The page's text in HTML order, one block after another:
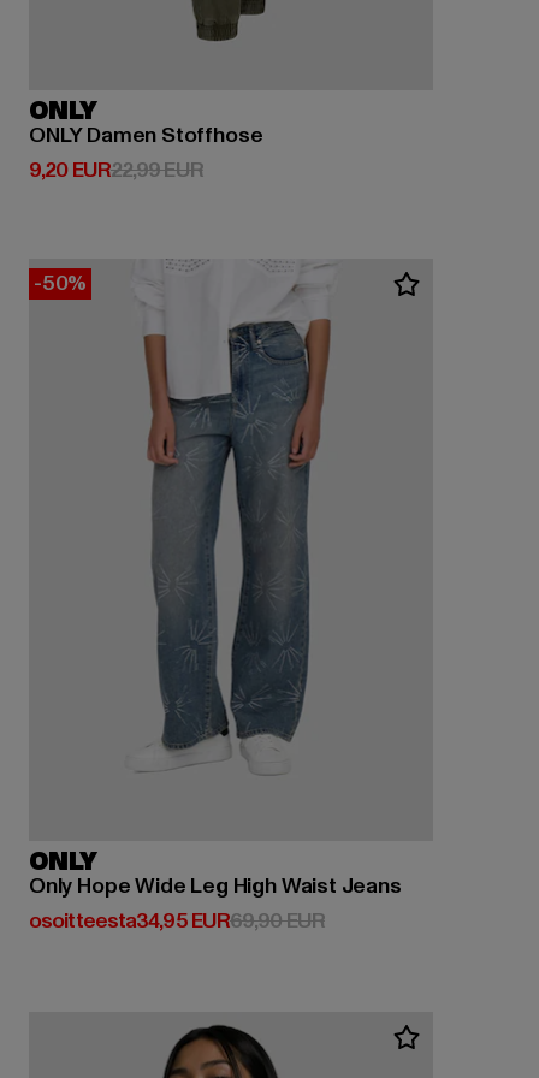
ONLY
ONLY Damen Stoffhose
9,20 EUR
Ajankohtainen hinta: 9,20 EUR
22,99 EURKampanjahinta: 22,99 EUR
-50%
ONLY
Only Hope Wide Leg High Waist Jeans
osoitteesta34,95 EUR
Ajankohtainen hinta: Osoitteesta 34,95 EUR
69,90 EURKampanjahinta: 69,90